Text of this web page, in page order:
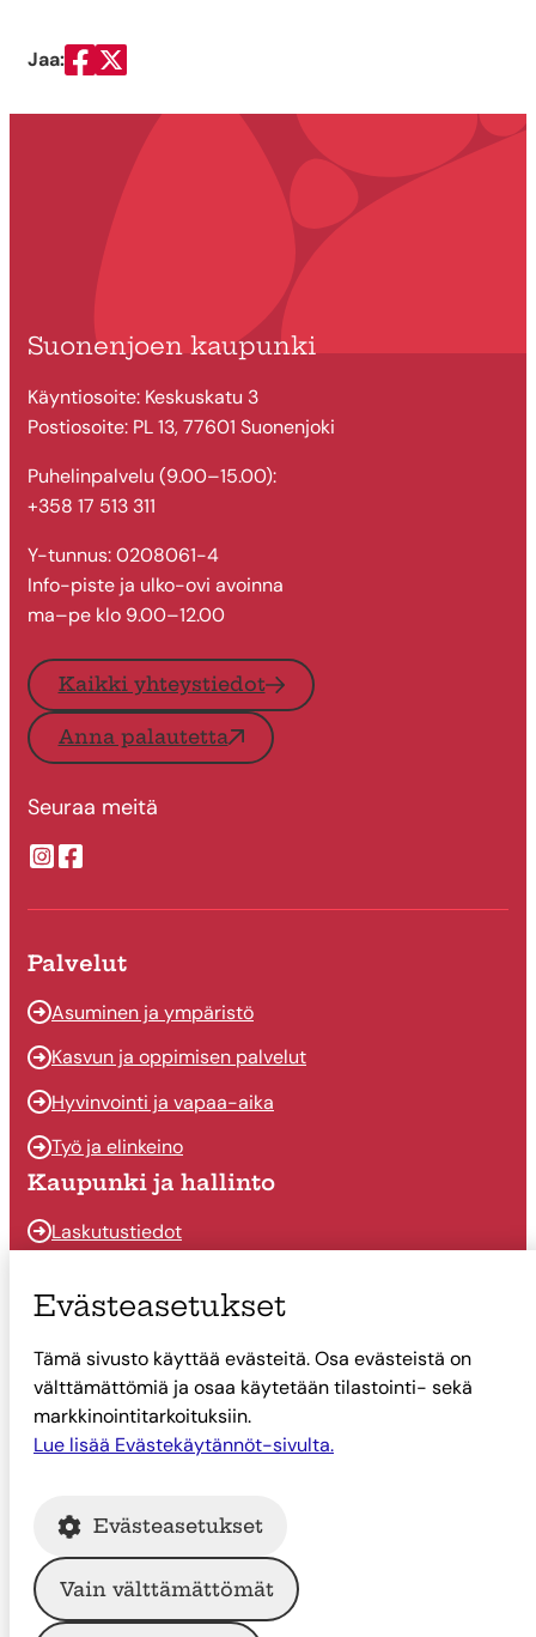
Jaa:
Jaa Facebookissa
Jaa Twitterissä
Suonenjoen kaupunki
Käyntiosoite: Keskuskatu 3
Postiosoite: PL 13, 77601 Suonenjoki
Puhelinpalvelu (9.00–15.00):
+358 17 513 311
Y-tunnus: 0208061-4
Info-piste ja ulko-ovi avoinna
ma–pe klo 9.00–12.00
Kaikki yhteystiedot
Anna palautetta
Seuraa meitä
Suonenjoen kaupungin Instragram
Suonenjoen kaupungin Facebook
Palvelut
Asuminen ja ympäristö
Kasvun ja oppimisen palvelut
Hyvinvointi ja vapaa-aika
Työ ja elinkeino
Kaupunki ja hallinto
Laskutustiedot
Päätöksenteko
Talous
Yhteystiedot
Tietoa Suonenjoesta
Tietoa Suonenjoesta
Evästeasetukset
Tämä sivusto käyttää evästeitä. Osa evästeistä on
välttämättömiä ja osaa käytetään tilastointi- sekä
markkinointitarkoituksiin.
Lue lisää Evästekäytännöt-sivulta.
Evästeasetukset
Vain välttämättömät